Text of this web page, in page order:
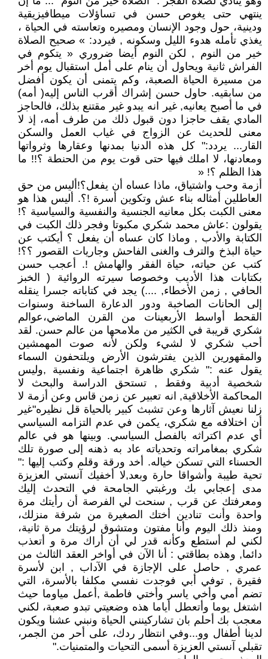
ينتهي حتى يغوص حسن في تساؤلات ميطافيزيقية
ودينية، حول وجود الإنسان ومصيره وتعاسته في الحياة ،
يغذي تأمله هدوء الليل وسكونه , فيردد: » صحيح الصلاة
خير من النوم , لكن النوم أيضا ضروري « يتكوم في
الفراش ثانية ويحاول أن ينام على أمل استقبال يوم أخر
من مسيرة الحياة الصعبة، وكم يتمنى أن يكون أفضل
من سابقيه. حاول حسن إشراك أقرب الناس إليه( أمه)
في ما أصبح يعانيه, غير انه يبدو غير مقتنع بذلك، فالحاجز
المادي يقف حاجزا دون قبول ذلك من طرف أمه، إذ لا
معنى للحديث عن الزواج في غياب العمل والسكن
القار... يردد:" كل هذه الدنيا بمدنها وعقارها وثرواتها
ومعادنها، لا املك فيها حتى قوت يوم من الحنطة ؟!! ما
هذا الظلم ؟! «
أزمة وحب واشتياق، ماذا عساه أن يفعل؟!أليس من حق
العاطلين أمثاله بناء عش وتكوين أسرة !؟. أليس هذا هو
معنى الكبت بكل معانيه الجنسية والنفسية والسياسية ؟!
يقولون :عاش محمد شكري مكبوتا وفجر ذلك الكبت في
الكتابة والأدب , وماذا كان عساه أن يفعل ؟ أيكتب عن
حياة البذخ والترف والغنى الفاحش وجاريات القصور ؟؟!
كتب عن حياته، حياة الفقر والهامش !. أعجب حسن
بكتابات هذا الأديب وخصوصا سيرته الروائية ( الخبز
الحافي , زمن الأخطاء, ....) يجد في كتاباته جسرا ينقله
إلى الحانات الصاخبة ودور الدعارة الساخنة وسنوات
القحط أواسط الأربعينات من القرن الماضي،عوالم
شكري قريبة في الكثير من ملامحها من عالم حسن. لقد
أحب شكري لا لشيء ولكن لأنه صوت المهمشين
والمقهورين الذين يفترشون الأرض ويلتحفون السماء
يقول عنه :" شكري ظاهرة اجتماعية ونفسية ,وليس
شخصية أدبية وفقط , تستحق الدراسة والبحث لا
المحاكمة الأخلاقية, انه تعبير عن زمن قاس وعن أزمة لا
زلنا نعيش آثارها وعن تشبث كبير بالحياة قل نظيره"غير
أن اختلافه مع شكري، يكمن في عدم التزامه السياسي
أي عدم اكتراثه بالفصل السياسي. وبينها هو في عالم
شكري بمغامراته وتحدياته عاد به ذهنه إلى صورة تلك
الحسناء التي تسكن خياله. أخد ورقة وقلم وكتب إليها :"
تحية طيبة وأشواقا حارة وبعد,لا أخفيك آنستي العزيزة
مدى إعجابي بك ورغبتي الجامحة في التحدث إليك
ومعرفتك عن قرب , سنحت لي الفرصة أن رأيتك مرة
واحدة وأنت تنادين أختك الصغيرة من شرفة منزلك،
ومنذ ذلك اليوم وأنا مفتون ومتشوق لرؤيتك مرة ثانية،
لكني لم أستطع وكأنه قدر لي أن أراك مرة و أتعذب
دائما, وهذه بطاقتي : أنا الآن في أواخر العقد الثالث من
عمري , حاصل على الإجازة في الآداب , ابن لأسرة
فقيرة , توفي أبي فوجدت نفسي مكلفا بالأسرة، التي
تضم أمي وأخي ياسر وأختي فاطمة ,أعمل مياوما حيث
اشتغل يوما وأتعطل أياما هذه وضعيتي تبدو صعبة، لكني
معجب بك أحلم بان تشاركينني الحياة ونبني عشنا ويكون
لدينا أطفال وو...وفي انتظار ردك، على أحر من الجمر،
تقبلي آنستي العزيزة أسمى التحيات والمتمنيات."